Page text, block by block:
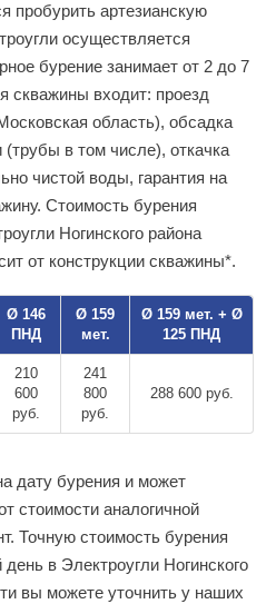
пробурить артезианскую
осуществляется
бурение занимает от 2 до 7
скважины входит: проезд
область), обсадка
в том числе), откачка
чистой воды, гарантия на
Стоимость бурения
Ногинского района
от конструкции скважины*.
Ø 146
ПНД
Ø 159
мет.
Ø 159 мет. + Ø
125 ПНД
210
600
руб.
241
800
руб.
288 600 руб.
дату бурения и может
стоимости аналогичной
Точную стоимость бурения
в Электроугли Ногинского
вы можете уточнить у наших